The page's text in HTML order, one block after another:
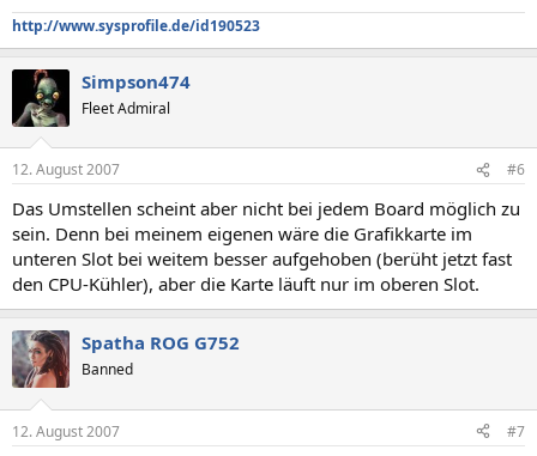
http://www.sysprofile.de/id190523
Simpson474
Fleet Admiral
12. August 2007 #6
Das Umstellen scheint aber nicht bei jedem Board möglich zu
sein. Denn bei meinem eigenen wäre die Grafikkarte im
unteren Slot bei weitem besser aufgehoben (berüht jetzt fast
den CPU-Kühler), aber die Karte läuft nur im oberen Slot.
Spatha ROG G752
Banned
12. August 2007 #7